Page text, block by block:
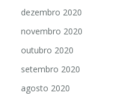
dezembro 2020
novembro 2020
outubro 2020
setembro 2020
agosto 2020